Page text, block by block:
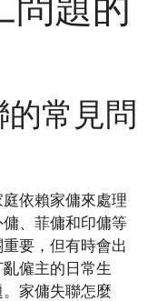
常見問
依賴家傭來處理
、菲傭和印傭等
要，但有時會出
僱主的日常生
家傭失聯怎麼